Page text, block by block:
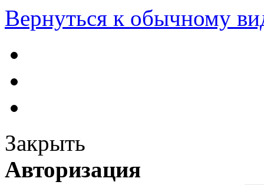
Вернуться к обычному
Закрыть
Авторизация